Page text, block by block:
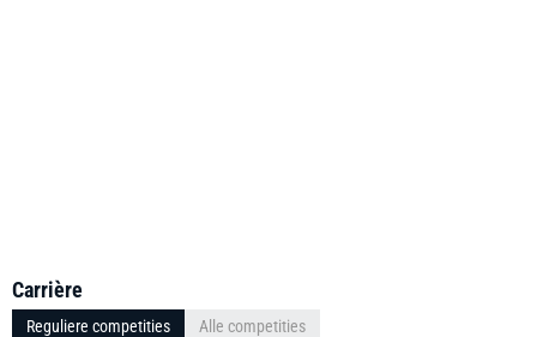
Carrière
Reguliere competities Alle competities